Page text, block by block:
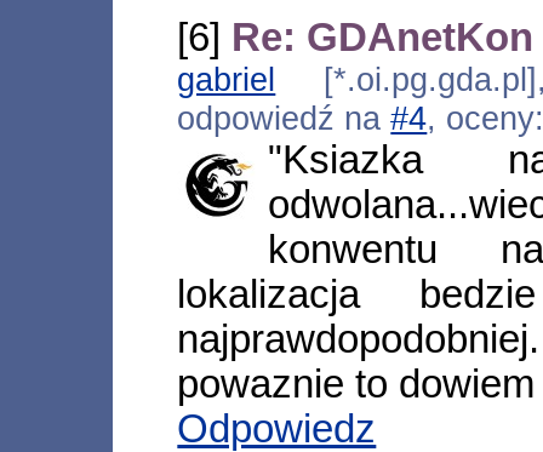
[6] Re:
gabriel
odpowiedź na#4,
"Ksiazka
konwentu
lokalizacja
powaznie to
Odpowiedz